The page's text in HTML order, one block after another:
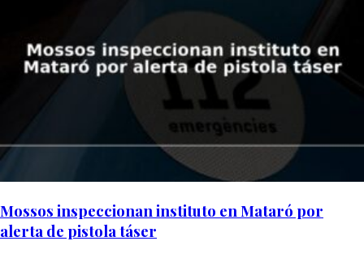
Mossos inspeccionan instituto en Mataró por
alerta de pistola táser